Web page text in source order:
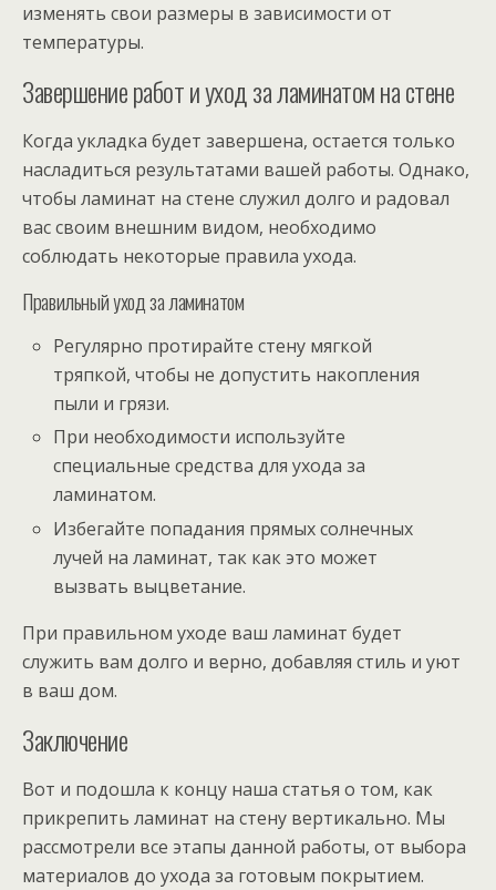
изменять свои размеры в зависимости от
температуры.
Завершение работ и уход за ламинатом на стене
Когда укладка будет завершена, остается только
насладиться результатами вашей работы. Однако,
чтобы ламинат на стене служил долго и радовал
вас своим внешним видом, необходимо
соблюдать некоторые правила ухода.
Правильный уход за ламинатом
Регулярно протирайте стену мягкой
тряпкой, чтобы не допустить накопления
пыли и грязи.
При необходимости используйте
специальные средства для ухода за
ламинатом.
Избегайте попадания прямых солнечных
лучей на ламинат, так как это может
вызвать выцветание.
При правильном уходе ваш ламинат будет
служить вам долго и верно, добавляя стиль и уют
в ваш дом.
Заключение
Вот и подошла к концу наша статья о том, как
прикрепить ламинат на стену вертикально. Мы
рассмотрели все этапы данной работы, от выбора
материалов до ухода за готовым покрытием.